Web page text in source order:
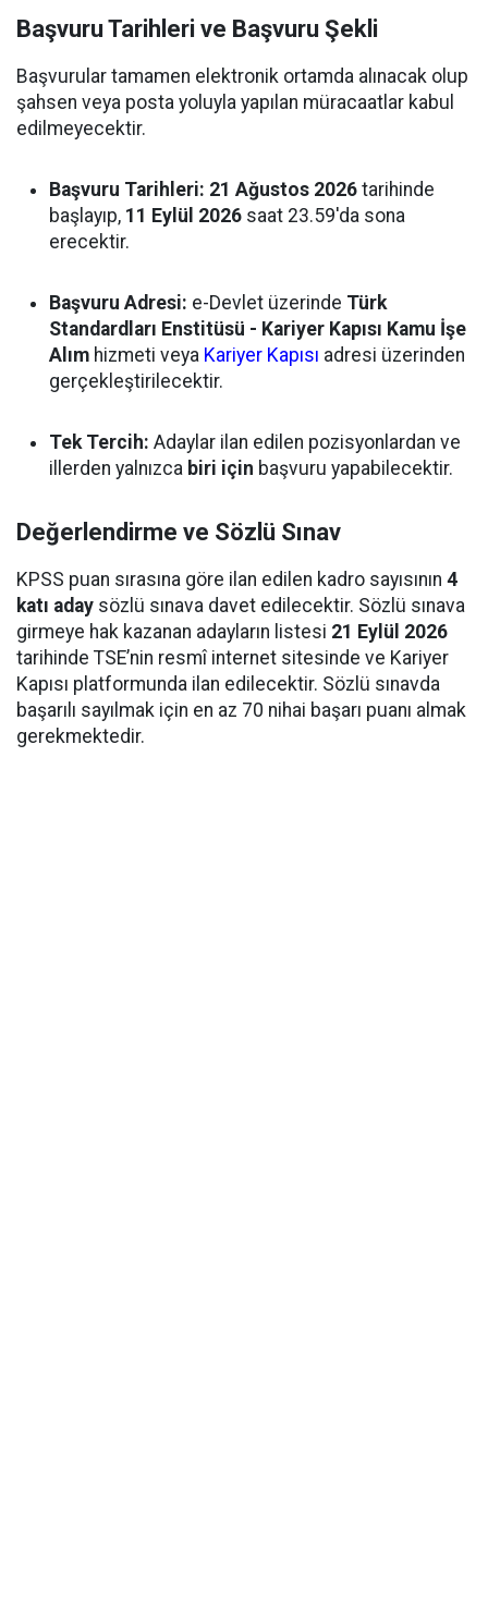
Başvuru Tarihleri ve Başvuru Şekli
Başvurular tamamen elektronik ortamda alınacak olup
şahsen veya posta yoluyla yapılan müracaatlar kabul
edilmeyecektir.
Başvuru Tarihleri: 21 Ağustos 2026 tarihinde
başlayıp, 11 Eylül 2026 saat 23.59'da sona
erecektir.
Başvuru Adresi: e-Devlet üzerinde Türk
Standardları Enstitüsü - Kariyer Kapısı Kamu İşe
Alım hizmeti veya Kariyer Kapısı adresi üzerinden
gerçekleştirilecektir.
Tek Tercih: Adaylar ilan edilen pozisyonlardan ve
illerden yalnızca biri için başvuru yapabilecektir.
Değerlendirme ve Sözlü Sınav
KPSS puan sırasına göre ilan edilen kadro sayısının 4
katı aday sözlü sınava davet edilecektir. Sözlü sınava
girmeye hak kazanan adayların listesi 21 Eylül 2026
tarihinde TSE’nin resmî internet sitesinde ve Kariyer
Kapısı platformunda ilan edilecektir. Sözlü sınavda
başarılı sayılmak için en az 70 nihai başarı puanı almak
gerekmektedir.